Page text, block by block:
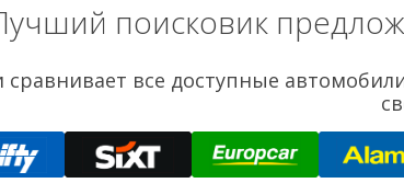
поисковик
сравнивает все доступные